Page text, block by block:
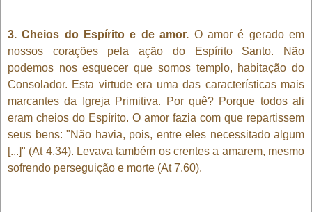
3. Cheios do Espírito e de amor. O amor é gerado em
nossos corações pela ação do Espírito Santo. Não
podemos nos esquecer que somos templo, habitação do
Consolador. Esta virtude era uma das características mais
marcantes da Igreja Primitiva. Por quê? Porque todos ali
eram cheios do Espírito. O amor fazia com que repartissem
seus bens: "Não havia, pois, entre eles necessitado algum
[...]" (At 4.34). Levava também os crentes a amarem, mesmo
sofrendo perseguição e morte (At 7.60).